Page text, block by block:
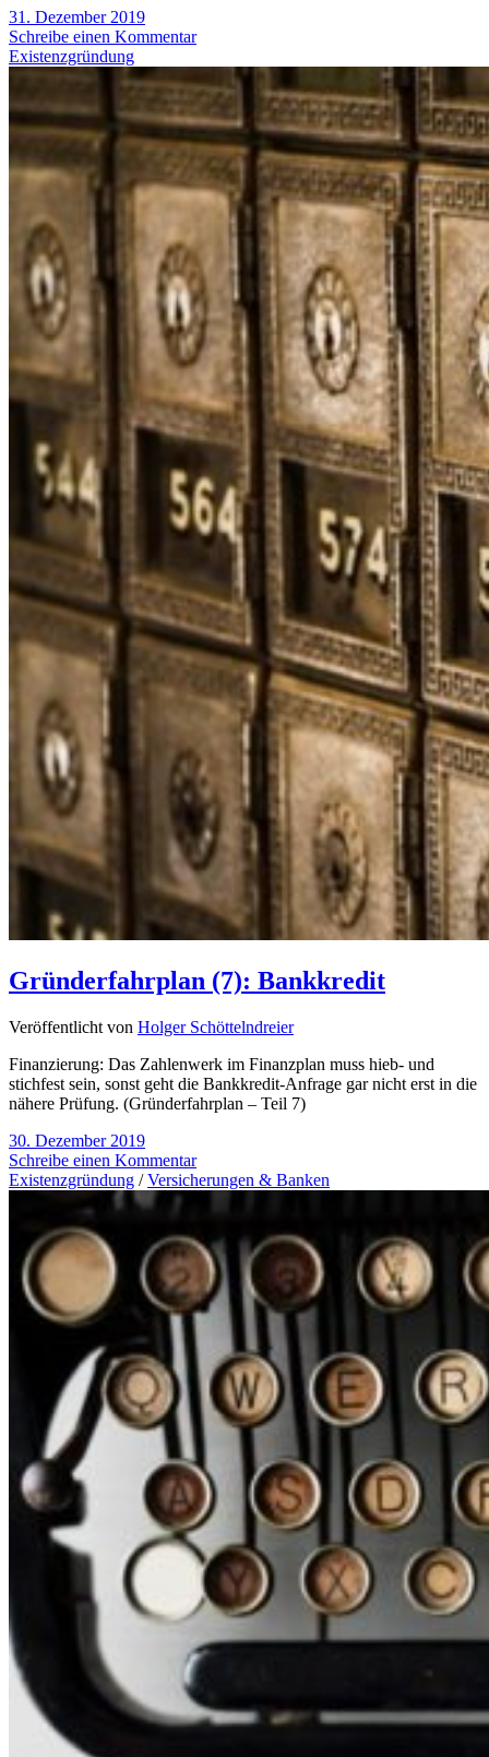
31. Dezember 2019
Schreibe einen Kommentar
Existenzgründung
Gründerfahrplan (7): Bankkredit
Veröffentlicht von Holger Schöttelndreier
Finanzierung: Das Zahlenwerk im Finanzplan muss hieb- und
stichfest sein, sonst geht die Bankkredit-Anfrage gar nicht erst in die
nähere Prüfung. (Gründerfahrplan – Teil 7)
30. Dezember 2019
Schreibe einen Kommentar
Existenzgründung /Versicherungen & Banken